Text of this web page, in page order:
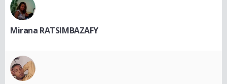
Mirana RATSIMBAZAFY